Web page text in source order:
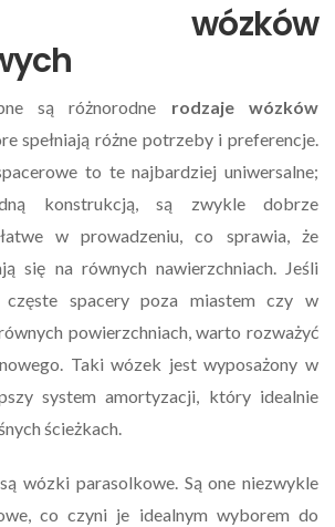
wózków
są różnorodne rodzaje wózków
spełniają różne potrzeby i preferencje.
to te najbardziej uniwersalne;
konstrukcją, są zwykle dobrze
w prowadzeniu, co sprawia, że
się na równych nawierzchniach. Jeśli
częste spacery poza miastem czy w
powierzchniach, warto rozważyć
Taki wózek jest wyposażony w
system amortyzacji, który idealnie
ścieżkach.
wózki parasolkowe. Są one niezwykle
co czyni je idealnym wyborem do